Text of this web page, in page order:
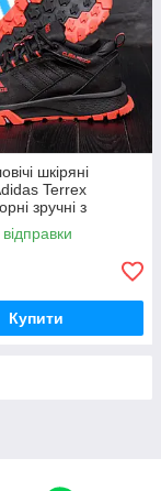
шкіряні
Terrex
зручні з
шкіри на осінь
Купити